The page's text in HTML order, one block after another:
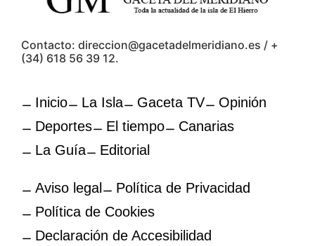
Contacto: direccion@gacetadelmeridiano.es / +
(34) 618 56 39 12.
Inicio La Isla Gaceta TV
Opinión
Deportes
El tiempo
Canarias
La Guía
Editorial
Aviso legal
Política de Privacidad
Política de Cookies
Declaración de Accesibilidad